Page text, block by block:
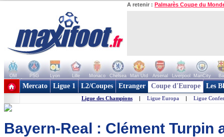
A retenir : Palmarès Coupe du
OM PSG Lyon Lille Monaco Chelsea Man Utd Arsenal Liverpool ManCity
+ de clubs
Mercato Ligue 1 L2/Coupes Etranger Coupe d'Europe Les
Ligue des Champions | Ligue Europa | Ligue
Bayern-Real : Clément Turpin